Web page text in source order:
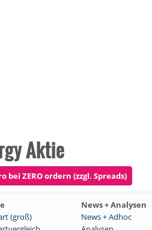
Aktie
bei ZERO ordern (zzgl. Spreads)
News + Analysen
(groß) News + Adhoc